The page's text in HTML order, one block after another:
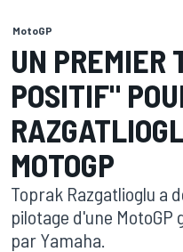
MotoGP
UN PREMIER
POSITIF"
MOTOGP
Toprak Razgatlioglu a
pilotage d'une
par Yamaha.